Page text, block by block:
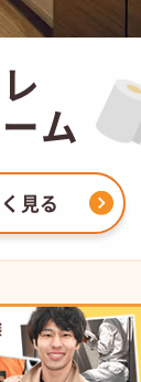
ム
見る